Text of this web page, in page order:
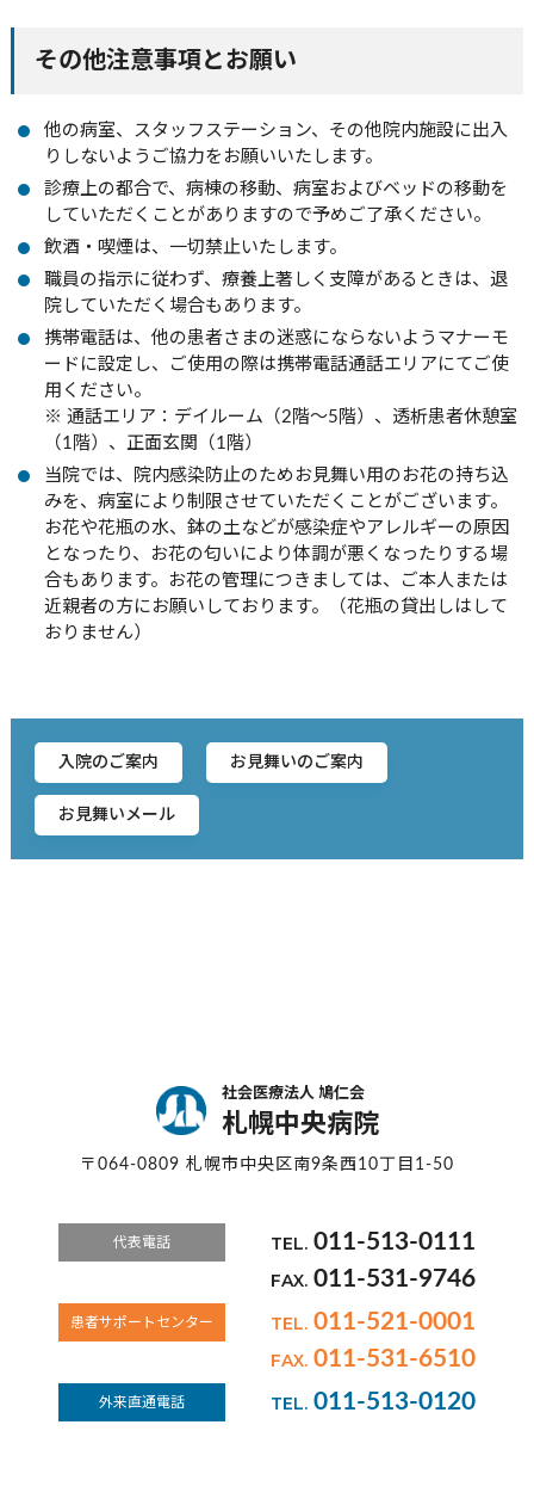
その他注意事項とお願い
他の病室、スタッフステーション、その他院内施設に出入
りしないようご協力をお願いいたします。
診療上の都合で、病棟の移動、病室およびベッドの移動を
していただくことがありますので予めご了承ください。
飲酒・喫煙は、一切禁止いたします。
職員の指示に従わず、療養上著しく支障があるときは、退
院していただく場合もあります。
携帯電話は、他の患者さまの迷惑にならないようマナーモ
ードに設定し、ご使用の際は携帯電話通話エリアにてご使
用ください。
※ 通話エリア：デイルーム（2階～5階）、透析患者休憩室
（1階）、正面玄関（1階）
当院では、院内感染防止のためお見舞い用のお花の持ち込
みを、病室により制限させていただくことがございます。
お花や花瓶の水、鉢の土などが感染症やアレルギーの原因
となったり、お花の匂いにより体調が悪くなったりする場
合もあります。お花の管理につきましては、ご本人または
近親者の方にお願いしております。（花瓶の貸出しはして
おりません）
入院のご案内 お見舞いのご案内
お見舞いメール
社会医療法人 鳩仁会
札幌中央病院
〒064-0809 札幌市中央区南9条西10丁目1-50
代表電話 TEL. 011-513-0111
FAX. 011-531-9746
患者サポートセンター TEL. 011-521-0001
FAX. 011-531-6510
外来直通電話 TEL. 011-513-0120